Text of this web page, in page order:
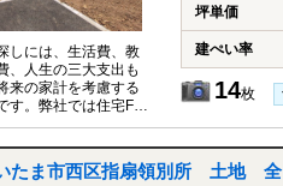
しには、生活費、教
、人生の三大支出も
来の家計を考慮する
す。弊社では住宅FP
坪単価
建ぺい率
14枚
たま市西区指扇領別所 土地 全